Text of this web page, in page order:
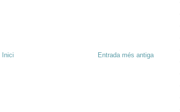
Entrada més antiga
Inici